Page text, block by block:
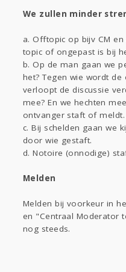
We zullen minder
a. Offtopic op bijv CM
topic of ongepast is bij
b. Op de man gaan we
het? Tegen wie wordt
verloopt de discussie
mee? En we hechten
ontvanger staft of meldt.
c. Bij schelden gaan we
door wie gestaft.
d. Notoire (onnodige)
Melden
Melden bij voorkeur in
en "Centraal Moderator
nog steeds.